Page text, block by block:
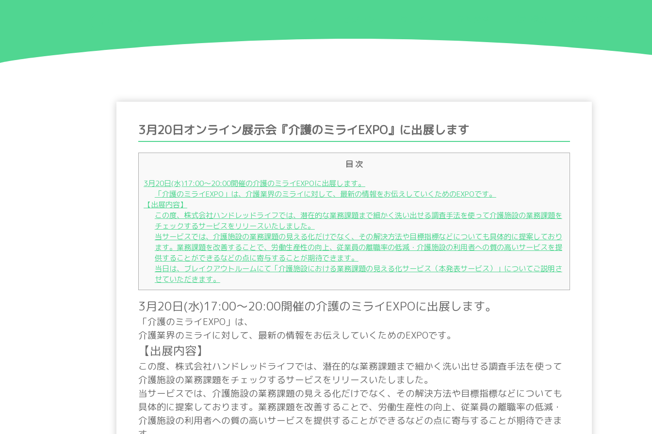
3月20日オンライン展示会『介護のミライEXPO』に出展します
目 次
3月20日(水)17:00〜20:00開催の介護のミライEXPOに出展します。
「介護のミライEXPO」は、介護業界のミライに対して、最新の情報をお伝えしていくためのEXPOです。
【出展内容】
この度、株式会社ハンドレッドライフでは、潜在的な業務課題まで細かく洗い出せる調査手法を使って介護施設の業務課題を
チェックするサービスをリリースいたしました。
当サービスでは、介護施設の業務課題の見える化だけでなく、その解決方法や目標指標などについても具体的に提案しており
ます。業務課題を改善することで、労働生産性の向上、従業員の離職率の低減・介護施設の利用者への質の高いサービスを提
供することができるなどの点に寄与することが期待できます。
当日は、ブレイクアウトルームにて「介護施設における業務課題の見える化サービス（本発表サービス）」についてご説明さ
せていただきます。
3月20日(水)17:00〜20:00開催の介護のミライEXPOに出展します。
「介護のミライEXPO」は、
介護業界のミライに対して、最新の情報をお伝えしていくためのEXPOです。
【出展内容】
この度、株式会社ハンドレッドライフでは、潜在的な業務課題まで細かく洗い出せる調査手法を使って
介護施設の業務課題をチェックするサービスをリリースいたしました。
当サービスでは、介護施設の業務課題の見える化だけでなく、その解決方法や目標指標などについても
具体的に提案しております。業務課題を改善することで、労働生産性の向上、従業員の離職率の低減・
介護施設の利用者への質の高いサービスを提供することができるなどの点に寄与することが期待できま